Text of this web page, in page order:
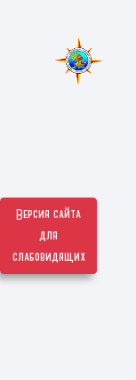
Версия сайта
для
слабовидящих